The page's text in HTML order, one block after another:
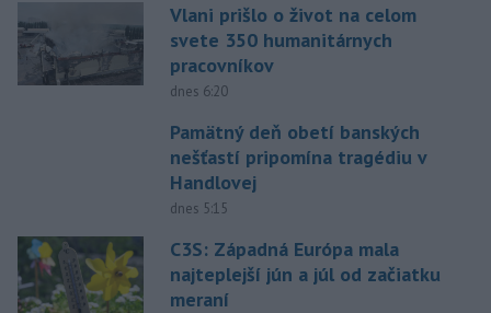
Vlani prišlo o život na celom
svete 350 humanitárnych
pracovníkov
dnes 6:20
Pamätný deň obetí banských
nešťastí pripomína tragédiu v
Handlovej
dnes 5:15
C3S: Západná Európa mala
najteplejší jún a júl od začiatku
meraní